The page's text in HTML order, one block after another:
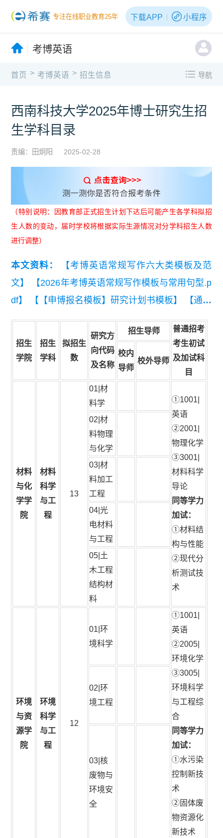
专注在线职业教育25年 下载APP 小程序
考博英语
首页 > 考博英语 > 招生信息 导航
西南科技大学2025年博士研究生招
生学科目录
责编：田炯阳 2025-02-28
（特别说明：因教育部正式招生计划下达后可能产生各学科拟招
生人数的变动，届时学校将根据实际生源情况对分学科招生人数
进行调整）
本文资料：
【考博英语常规写作六大类模板及范
文】
【2026年考博英语常规写作模板与常用句型.p
df】
【【申博报名模板】研究计划书模板】
【通用
考博英语高频词汇统计（音标词义版）】
招生
学院
招生
学科
拟招生
数
研究方
向代码
及名称
招生导师
普通招考
考生初试
及加试科
目
校内
导师
校外导师
材料
与化
学学
院
材料
科学
与工
程
13
01|材
料学
①1001|
英语
②2001|
物理化学
③3001|
材料科学
导论
同等学力
加试：
①材料结
构与性能
②现代分
析测试技
术
02|材
料物理
与化学
03|材
料加工
工程
04|光
电材料
与工程
05|土
木工程
结构材
料
环境
与资
源学
院
环境
科学
与工
程
12
01|环
境科学
①1001|
英语
②2005|
环境化学
③3005|
环境科学
与工程综
合
同等学力
加试：
①水污染
控制新技
术
②固体废
物资源化
新技术
02|环
境工程
03|核
废物与
环境安
全